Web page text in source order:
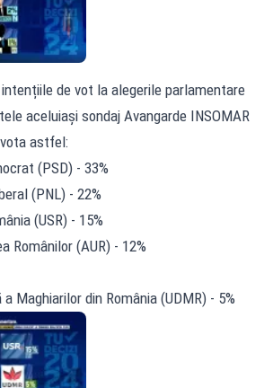
de vot la alegerile parlamentare
aceluiași sondaj Avangarde INSOMAR
astfel:
(PSD) - 33%
(PNL) - 22%
(USR) - 15%
Românilor (AUR) - 12%
Maghiarilor din România (UDMR) - 5%